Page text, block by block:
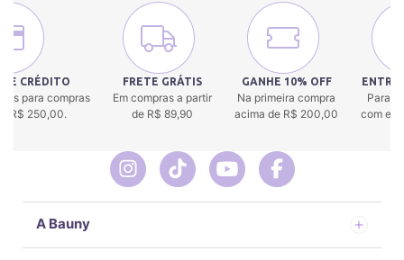
CRÉDITO
para compras
R$ 250,00.
FRETE GRÁTIS
Em compras a partir
de R$ 89,90
GANHE 10% OFF
Na primeira compra
acima de R$ 200,00
Para
com
A Bauny